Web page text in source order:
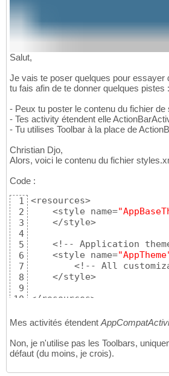
Salut,
Je vais te poser quelques pour essayer
tu fais afin de te donner quelques pistes :
- Peux tu poster le contenu du fichier
- Tes activity étendent elle
- Tu utilises Toolbar à la place de
Christian Djo,
Alors, voici le contenu du fichier
Code :
1
2
3
4
5
6
7
8
9
10
<resources>
    <style name=
    </style>
<!-- Application
    <style name=
<!-- All
    </style>
</resources>
Mes activités étendent
Non, je n'utilise pas les Toolbars,
défaut (du moins, je crois).